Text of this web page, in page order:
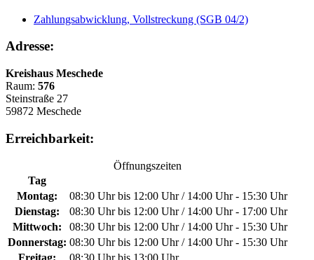
Zahlungsabwicklung, Vollstreckung (SGB 04/2)
Adresse:
Kreishaus Meschede
Raum: 576
Steinstraße 27
59872 Meschede
Erreichbarkeit:
Öffnungszeiten
Tag
Montag:
08:30 Uhr bis 12:00 Uhr / 14:00 Uhr - 15:30 Uhr
Dienstag:
08:30 Uhr bis 12:00 Uhr / 14:00 Uhr - 17:00 Uhr
Mittwoch:
08:30 Uhr bis 12:00 Uhr / 14:00 Uhr - 15:30 Uhr
Donnerstag: 08:30 Uhr bis 12:00 Uhr / 14:00 Uhr - 15:30 Uhr
Freitag:
08:30 Uhr bis 13:00 Uhr